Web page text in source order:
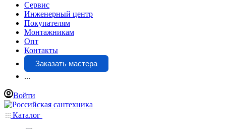
Сервис
Инженерный центр
Покупателям
Монтажникам
Опт
Контакты
Заказать мастера
...
Войти
Каталог